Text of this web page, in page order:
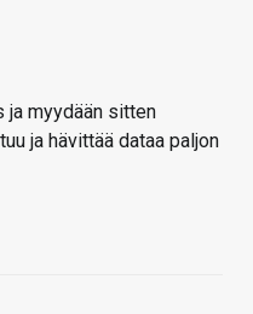
ja myydään sitten
ja hävittää dataa paljon